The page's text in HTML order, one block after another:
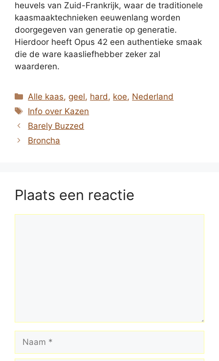
heuvels van Zuid-Frankrijk, waar de traditionele
kaasmaaktechnieken eeuwenlang worden
doorgegeven van generatie op generatie.
Hierdoor heeft Opus 42 een authentieke smaak
die de ware kaasliefhebber zeker zal
waarderen.
Categorieën
Alle kaas,geel, hard, koe, Nederland
Tags
Info over Kazen
Barely Buzzed
Broncha
Plaats een reactie
Naam